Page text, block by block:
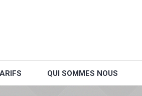
QUI SOMMES NOUS